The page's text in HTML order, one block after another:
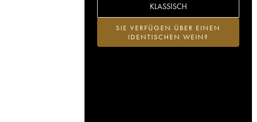
KLASSISCH
SIE VERFÜGEN ÜBER EINEN
IDENTISCHEN WEIN?